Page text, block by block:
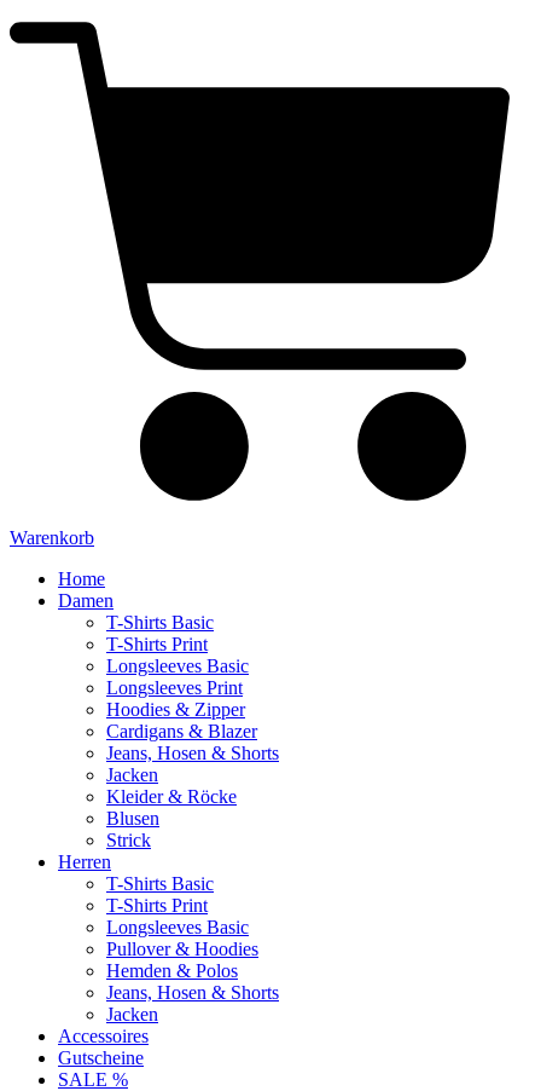
Warenkorb
Home
Damen
T-Shirts Basic
T-Shirts Print
Longsleeves Basic
Longsleeves Print
Hoodies & Zipper
Cardigans & Blazer
Jeans, Hosen & Shorts
Jacken
Kleider & Röcke
Blusen
Strick
Herren
T-Shirts Basic
T-Shirts Print
Longsleeves Basic
Pullover & Hoodies
Hemden & Polos
Jeans, Hosen & Shorts
Jacken
Accessoires
Gutscheine
SALE %